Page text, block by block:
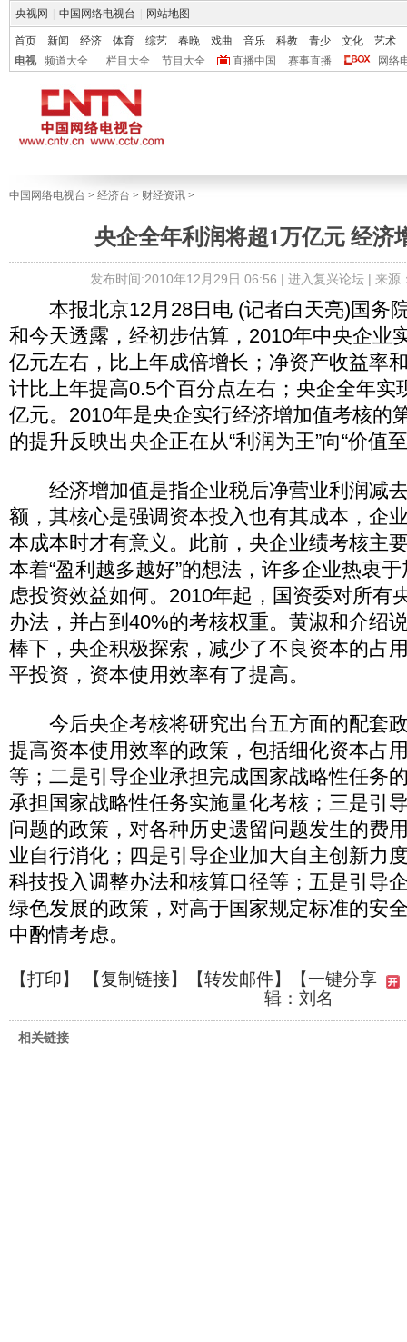
央视网 中国网络电视台 网站地图
首页 新闻 经济 体育 综艺 春晚 戏曲 音乐 科教 青少 文化
艺术
电视
频道大全 栏目大全 节目大全 直播中国 赛事直播 网络
中国网络电视台 > 经济台 > 财经资讯 >
央企全年利润将超1万亿元 经济
发布时间:2010年12月29日 06:56 | 进入复兴论坛 | 来源
本报北京12月28日电 (记者白天亮)国务
和今天透露，经初步估算，2010年中央企业
亿元左右，比上年成倍增长；净资产收益率
计比上年提高0.5个百分点左右；央企全年实
亿元。2010年是央企实行经济增加值考核的
的提升反映出央企正在从“利润为王”向“价值
经济增加值是指企业税后净营业利润减
额，其核心是强调资本投入也有其成本，企
本成本时才有意义。此前，央企业绩考核主
本着“盈利越多越好”的想法，许多企业热衷
虑投资效益如何。2010年起，国资委对所有
办法，并占到40%的考核权重。黄淑和介绍
棒下，央企积极探索，减少了不良资本的占
平投资，资本使用效率有了提高。
今后央企考核将研究出台五方面的配套
提高资本使用效率的政策，包括细化资本占
等；二是引导企业承担完成国家战略性任务
承担国家战略性任务实施量化考核；三是引
问题的政策，对各种历史遗留问题发生的费
业自行消化；四是引导企业加大自主创新力
科技投入调整办法和核算口径等；五是引导
绿色发展的政策，对高于国家规定标准的安
中酌情考虑。
【打印】 【复制链接】【转发邮件】
【一键分享
辑：刘名
相关链接